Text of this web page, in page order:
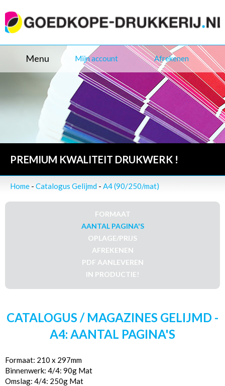
Menu Mijn account Afrekenen
PREMIUM KWALITEIT DRUKWERK !
Home - Catalogus Gelijmd - A4 (90/250/mat)
FORMAAT
AANTAL PAGINA'S
OPLAGE/PRIJS
AFREKENEN
PDF AANLEVEREN
IN PRODUCTIE!
CATALOGUS / MAGAZINES GELIJMD -
A4: AANTAL PAGINA'S
Formaat: 210 x 297mm
Binnenwerk: 4/4: 90g Mat
Omslag: 4/4: 250g Mat